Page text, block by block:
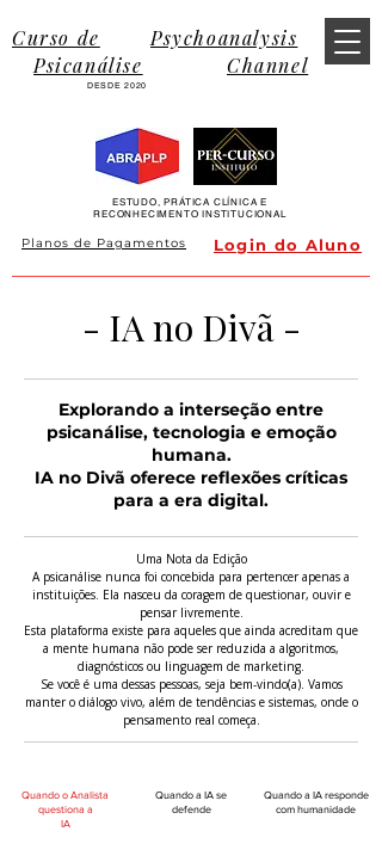
Curso de
Psicanálise
ESTUDO, PRÁTICA CLÍNICA E
RECONHECIMENTO INSTITUCIONAL
Planos de Pagamentos Login do Aluno
DESDE 2020
Psychoanalysis
Channel
- IA no Divã -
Explorando a interseção entre
psicanálise, tecnologia e emoção
humana.
IA no Divã oferece reflexões críticas
para a era digital.
Uma Nota da Edição
A psicanálise nunca foi concebida para pertencer apenas a
instituições. Ela nasceu da coragem de questionar, ouvir e
pensar livremente.
Esta plataforma existe para aqueles que ainda acreditam que
a mente humana não pode ser reduzida a algoritmos,
diagnósticos ou linguagem de marketing.
Se você é uma dessas pessoas, seja bem-vindo(a). Vamos
manter o diálogo vivo, além de tendências e sistemas, onde o
pensamento real começa.
Quando o Analista
questiona a
IA
Quando a IA se
defende
Quando a IA responde
com humanidade